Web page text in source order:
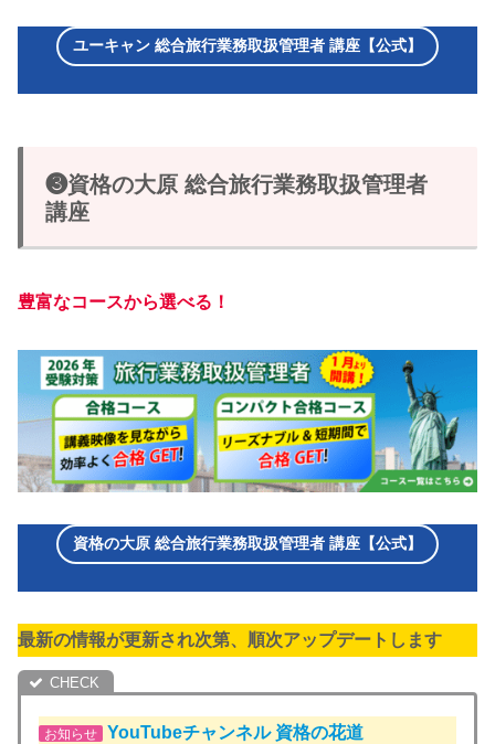
ユーキャン 総合旅行業務取扱管理者 講座【公式】
❸資格の大原 総合旅行業務取扱管理者
講座
豊富なコースから選べる！
資格の大原 総合旅行業務取扱管理者 講座【公式】
最新の情報が更新され次第、順次アップデートします
お知らせ YouTubeチャンネル 資格の花道